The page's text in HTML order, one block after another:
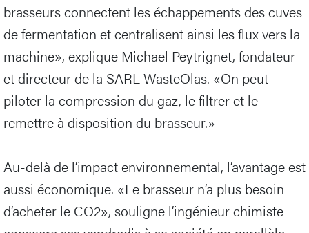
brasseurs connectent les échappements des cuves
de fermentation et centralisent ainsi les flux vers la
machine», explique Michael Peytrignet, fondateur
et directeur de la SARL WasteOlas. «On peut
piloter la compression du gaz, le filtrer et le
remettre à disposition du brasseur.»
Au-delà de l’impact environnemental, l’avantage est
aussi économique. «Le brasseur n’a plus besoin
d’acheter le CO2», souligne l’ingénieur chimiste